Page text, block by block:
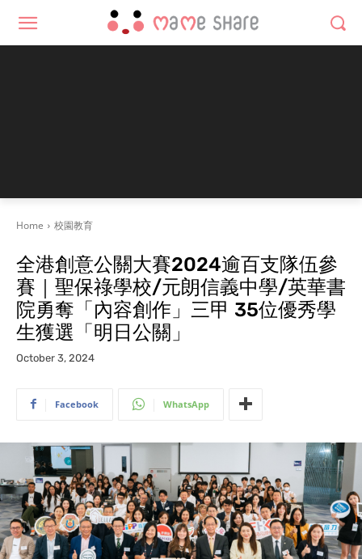
Home 校園教育
全港創意公關大賽2024逾百支隊伍參
賽｜聖保祿學校/元朗信義中學/英華書
院勇奪「內容創作」三甲 35位優秀學
生獲選「明日公關」
October 3, 2024
Facebook WhatsApp